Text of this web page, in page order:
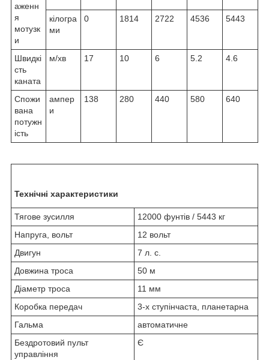
аженн
я
мотузк
и
кілогра
ми
0 1814 2722 4536 5443
Швидкі
сть
каната
м/хв 17 10 6 5.2 4.6
Спожи
вана
потужн
ість
ампер
и
138 280 440 580 640
Технічні характеристики
Тягове зусилля
12000 фунтів / 5443 кг
Напруга, вольт
12 вольт
Двигун
7 л. с.
Довжина троса
50 м
Діаметр троса
11 мм
Коробка передач
3-х ступінчаста, планетарна
Гальма
автоматичне
Бездротовий пульт
управління
Є